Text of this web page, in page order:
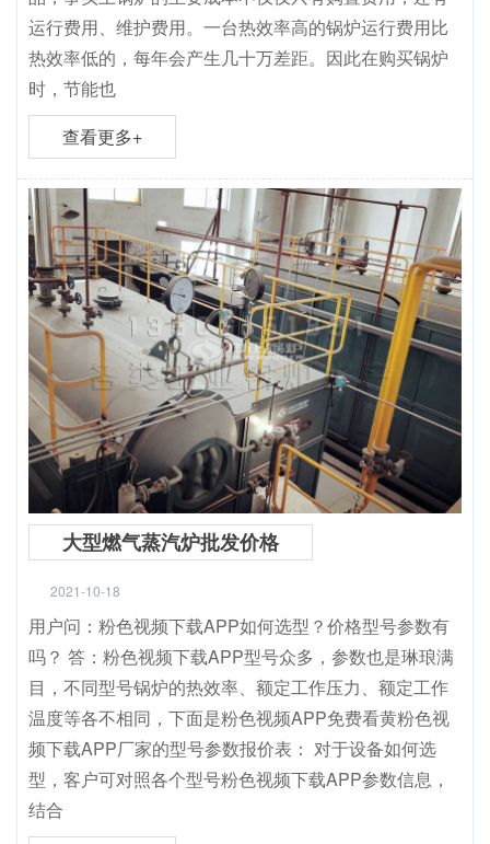
运行费用、维护费用。一台热效率高的锅炉运行费用比
热效率低的，每年会产生几十万差距。因此在购买锅炉
时，节能也
查看更多+
大型燃气蒸汽炉批发价格
2021-10-18
用户问：粉色视频下载APP如何选型？价格型号参数有
吗？ 答：粉色视频下载APP型号众多，参数也是琳琅满
目，不同型号锅炉的热效率、额定工作压力、额定工作
温度等各不相同，下面是粉色视频APP免费看黄粉色视
频下载APP厂家的型号参数报价表： 对于设备如何选
型，客户可对照各个型号粉色视频下载APP参数信息，
结合